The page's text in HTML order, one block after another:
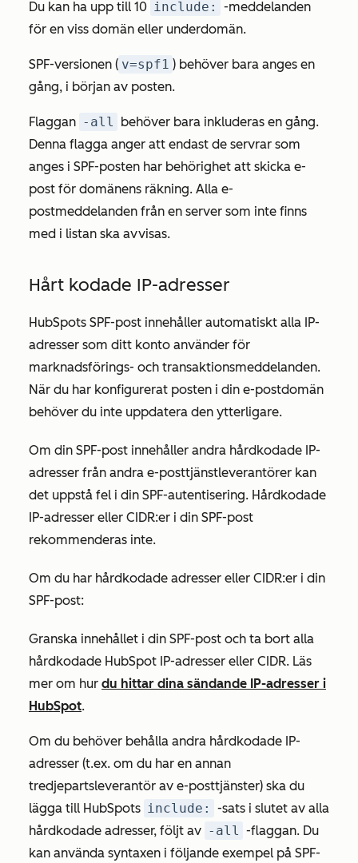
Du kan ha upp till 10 include:
-meddelanden
för en viss domän eller underdomän.
SPF-versionen ( v=spf1 ) behöver bara anges en
gång, i början av posten.
Flaggan -all behöver bara inkluderas en gång.
Denna flagga anger att endast de servrar som
anges i SPF-posten har behörighet att skicka e-
post för domänens räkning. Alla e-
postmeddelanden från en server som inte finns
med i listan ska avvisas.
Hårt kodade IP-adresser
HubSpots SPF-post innehåller automatiskt alla IP-
adresser som ditt konto använder för
marknadsförings- och transaktionsmeddelanden.
När du har konfigurerat posten i din e-postdomän
behöver du inte uppdatera den ytterligare.
Om din SPF-post innehåller andra hårdkodade IP-
adresser från andra e-posttjänstleverantörer kan
det uppstå fel i din SPF-autentisering. Hårdkodade
IP-adresser eller CIDR:er i din SPF-post
rekommenderas inte.
Om du har hårdkodade adresser eller CIDR:er i din
SPF-post:
Granska innehållet i din SPF-post och ta bort alla
hårdkodade HubSpot IP-adresser eller CIDR. Läs
mer om hur du hittar dina sändande IP-adresser i
HubSpot.
Om du behöver behålla andra hårdkodade IP-
adresser (t.ex. om du har en annan
tredjepartsleverantör av e-posttjänster) ska du
lägga till HubSpots include:
-sats i slutet av alla
hårdkodade adresser, följt av -all -flaggan. Du
kan använda syntaxen i följande exempel på SPF-